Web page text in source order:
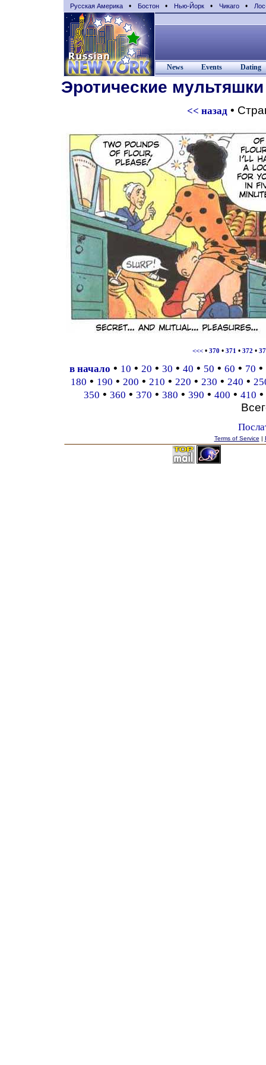
Русская Америка • Бостон • Нью-Йорк • Чикаго •
News Events Dating
Эротические мультяшки
<< назад •
<<< • 370 • 371 • 372 •
в начало • 10 • 20 • 30 • 40 • 50 • 60 • 70 •
180 • 190 • 200 • 210 • 220 • 230 • 240 •
350 • 360 • 370 • 380 • 390 • 400 • 410 •
Terms of Service |